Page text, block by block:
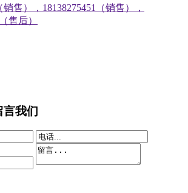
销售），18138275451（销售），
售后）
言我们